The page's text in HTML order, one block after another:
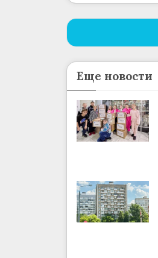
Еще новости